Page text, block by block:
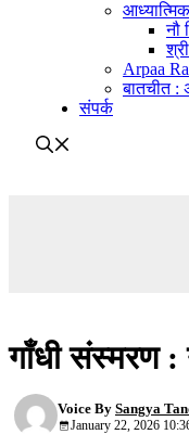
आध्यात्मिक
नौ
Arpaa
बातचीत
संपर्क
गाँधी संस्मरण :
Voice By Sangya
January 22, 2026